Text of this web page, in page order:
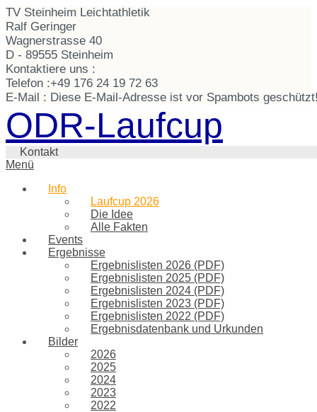
TV Steinheim Leichtathletik
Ralf Geringer
Wagnerstrasse 40
D - 89555 Steinheim
Kontaktiere uns :
Telefon :+49 176 24 19 72 63
E-Mail : Diese E-Mail-Adresse ist vor Spambots
ODR-Laufcup
Kontakt
Menü
Info
Laufcup 2026
Die Idee
Alle Fakten
Events
Ergebnisse
Ergebnislisten 2026 (PDF)
Ergebnislisten 2025 (PDF)
Ergebnislisten 2024 (PDF)
Ergebnislisten 2023 (PDF)
Ergebnislisten 2022 (PDF)
Ergebnisdatenbank und Urkunden
Bilder
2026
2025
2024
2023
2022